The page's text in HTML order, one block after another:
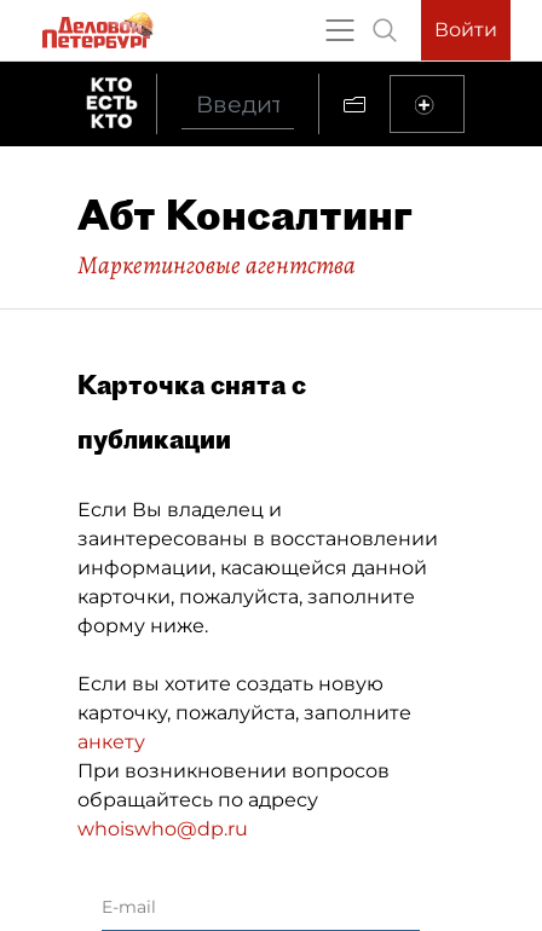
Войти
Абт Консалтинг
Маркетинговые агентства
Карточка снята с
публикации
Если Вы владелец и
заинтересованы в восстановлении
информации, касающейся данной
карточки, пожалуйста, заполните
форму ниже.
Если вы хотите создать новую
карточку, пожалуйста, заполните
анкету
При возникновении вопросов
обращайтесь по адресу
whoiswho@dp.ru
E-mail